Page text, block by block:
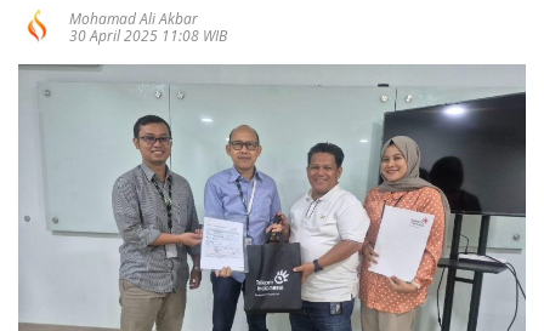
Mohamad Ali Akbar
30 April 2025 11:08 WIB